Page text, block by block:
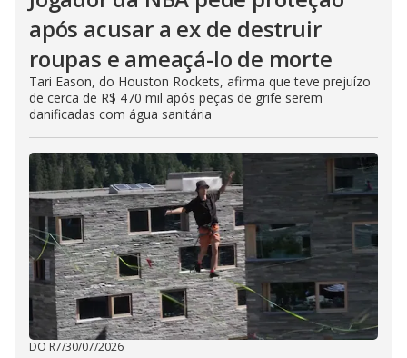
após acusar a ex de destruir
roupas e ameaçá-lo de morte
Tari Eason, do Houston Rockets, afirma que teve prejuízo
de cerca de R$ 470 mil após peças de grife serem
danificadas com água sanitária
DO R7/30/07/2026